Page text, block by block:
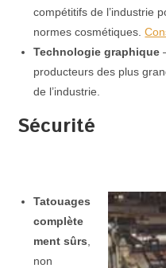
compétitifs de l’industrie
normes cosmétiques.
Technologie graphique
producteurs des plus
de l’industrie.
Sécurité
Tatouages
complète
ment sûrs
non